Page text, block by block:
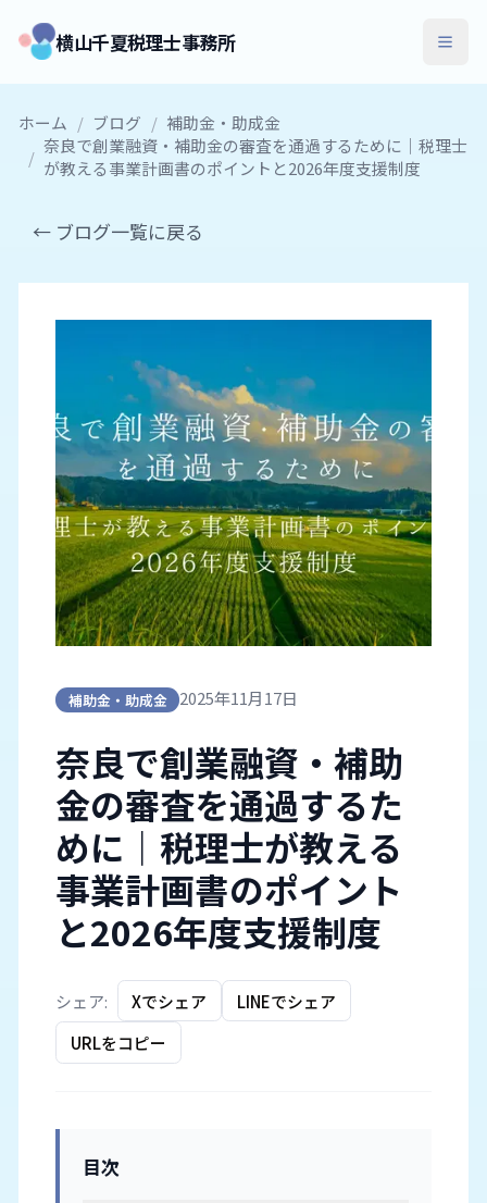
横山千夏税理士事務所
ホーム / ブログ / 補助金・助成金
/ 奈良で創業融資・補助金の審査を通過するために｜税理士
が教える事業計画書のポイントと2026年度支援制度
← ブログ一覧に戻る
補助金・助成金 2025年11月17日
奈良で創業融資・補助
金の審査を通過するた
めに｜税理士が教える
事業計画書のポイント
と2026年度支援制度
シェア: Xでシェア
LINEでシェア
URLをコピー
目次